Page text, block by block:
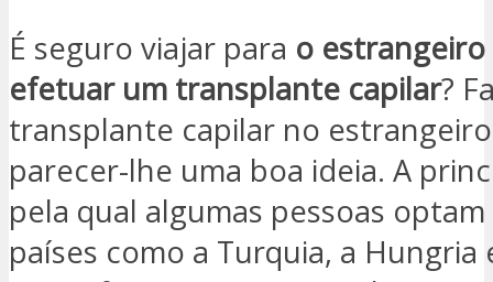
É seguro viajar para o estrangeiro
efetuar um transplante capilar?
transplante capilar no
parecer-lhe uma boa ideia. A
pela qual algumas pessoas
países como a Turquia, a Hungria